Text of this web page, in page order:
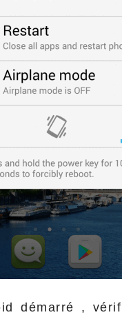
démarré ,